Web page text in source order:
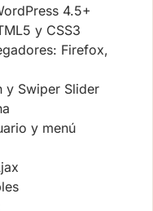
4.5+
y CSS3
Firefox,
y Swiper Slider
y menú